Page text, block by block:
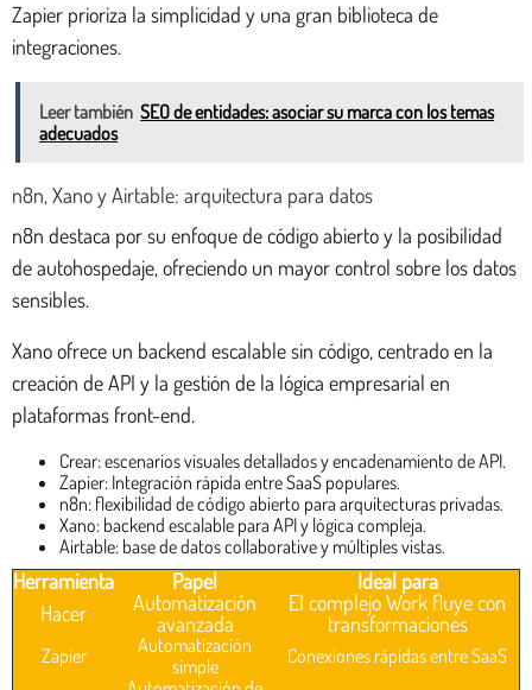
Zapier prioriza la simplicidad y una gran biblioteca de
integraciones.
Leer también SEO de entidades: asociar su marca con los temas
adecuados
n8n, Xano y Airtable: arquitectura para datos
n8n destaca por su enfoque de código abierto y la posibilidad
de autohospedaje, ofreciendo un mayor control sobre los datos
sensibles.
Xano ofrece un backend escalable sin código, centrado en la
creación de API y la gestión de la lógica empresarial en
plataformas front-end.
Crear: escenarios visuales detallados y encadenamiento de API.
Zapier: Integración rápida entre SaaS populares.
n8n: flexibilidad de código abierto para arquitecturas privadas.
Xano: backend escalable para API y lógica compleja.
Airtable: base de datos collaborative y múltiples vistas.
Herramienta Papel
Ideal para
Hacer
Automatización
avanzada
El complejo Work fluye con
transformaciones
Zapier
Automatización
simple
Conexiones rápidas entre SaaS